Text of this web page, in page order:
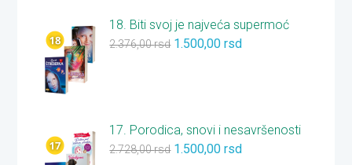
18. Biti svoj je najveća supermoć
2.376,00rsd 1.500,00rsd
17. Porodica, snovi i nesavršenosti
2.728,00rsd 1.500,00rsd